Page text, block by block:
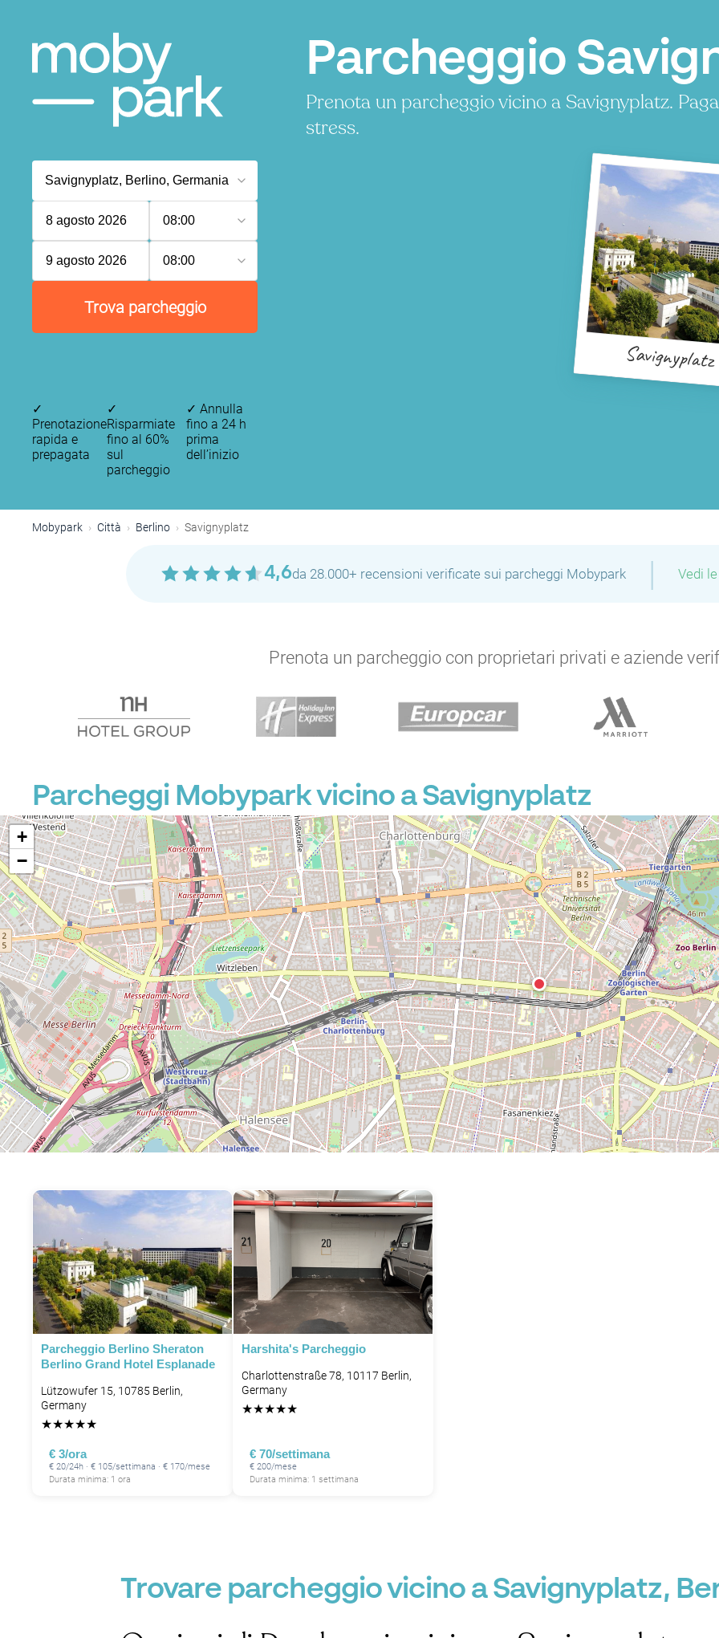
Parcheggio
Prenota un parcheggio vicino a Savignyplatz.
stress.
8 agosto 2026 08:00
9 agosto 2026 08:00
Trova parcheggio
Savignyplatz
✓
Prenotazione
rapida e
prepagata
✓
Risparmiate
fino al 60%
sul
parcheggio
✓ Annulla
fino a 24 h
prima
dell’inizio
Mobypark Città Berlino Savignyplatz
4,6da 28.000+ recensioni verificate sui parcheggi Mobypark | Vedi
Prenota un parcheggio con proprietari privati e aziende
Parcheggi Mobypark vicino a Savignyplatz
+
−
Parcheggio Berlino Sheraton
Berlino Grand Hotel Esplanade
Lützowufer 15, 10785 Berlin,
Germany
★★★★★
€ 3/ora
€ 20/24h · € 105/settimana · € 170/mese
Durata minima: 1 ora
Harshita's Parcheggio
Charlottenstraße 78, 10117 Berlin,
Germany
★★★★★
€ 70/settimana
€ 200/mese
Durata minima: 1 settimana
Trovare parcheggio vicino a Savignyplatz,